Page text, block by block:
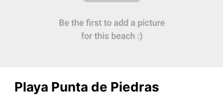
Playa Punta de Piedras